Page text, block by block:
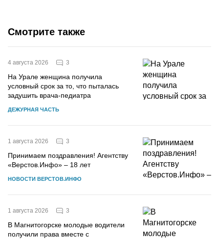
Смотрите также
4 августа 2026 3
На Урале женщина получила
условный срок за то, что пыталась
задушить врача-педиатра
ДЕЖУРНАЯ ЧАСТЬ
1 августа 2026 3
Принимаем поздравления! Агентству
«Верстов.Инфо» – 18 лет
НОВОСТИ ВЕРСТОВ.ИНФО
1 августа 2026 3
В Магнитогорске молодые водители
получили права вместе с